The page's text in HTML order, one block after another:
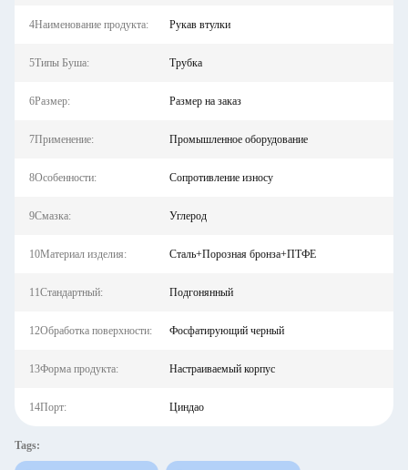
4Наименование продукта: Рукав втулки
5Типы Буша: Трубка
6Размер: Размер на заказ
7Применение: Промышленное оборудование
8Особенности: Сопротивление износу
9Смазка: Углерод
10Материал изделия: Сталь+Порозная бронза+ПТФЕ
11Стандартный: Подгонянный
12Обработка поверхности: Фосфатирующий черный
13Форма продукта: Настраиваемый корпус
14Порт: Циндао
Tags: